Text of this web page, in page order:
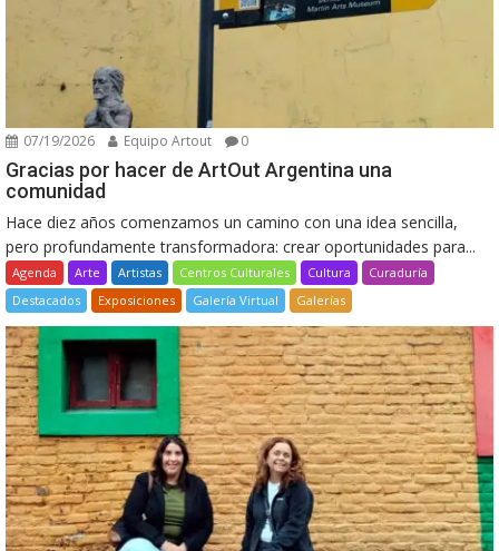
07/19/2026 Equipo Artout 0
Gracias por hacer de ArtOut Argentina una
comunidad
Hace diez años comenzamos un camino con una idea sencilla,
pero profundamente transformadora: crear oportunidades para...
Agenda Arte Artistas Centros Culturales Cultura
Curaduría
Destacados
Exposiciones Galería Virtual Galerías